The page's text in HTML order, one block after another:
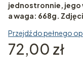
jednostronnie, jego
a waga: 668g.
Przejdź do pełnego
Cena
72,00 zł